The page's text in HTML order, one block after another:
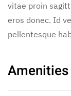
vitae proin
eros donec. Id
pellentesque
Amenities